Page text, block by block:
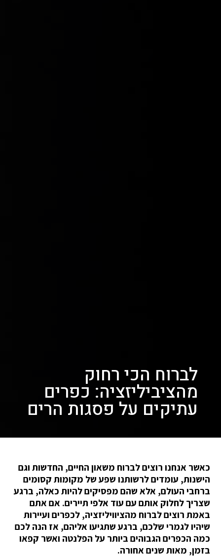
לברוח הכי רחוק
מהציביליזציה: כפרים
עתיקים על פסגות הרים
כאשר אנחנו רוצים לברוח משאון החיים, החדשות וגם
הישנות, עומדים לרשותנו שפע של מקומות קסומים
ברחבי העולם, אלא שהם מפסיקים להיות כאלה, ברגע
שצריך לחלוק אותם עם עוד אלפי תיירים. אם אתם
באמת רוצים לברוח מהציוויליזציה, לכפרים ועיירות
שיהיו לגמרי שלכם, ברגע שתגיעו אליהם, אז הנה לכם
כמה הכפרים הגבוהים ביותר על הפלנטה ואשר קפאו
בזמן, מאות שנים אחורה.